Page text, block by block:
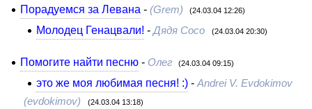
Порадуемся за Левана - (Grem) (24.03.04 12:26)
Молодец Генацвали! -Дядя Сосо (24.03.04 20:30)
Помогите найти песню- Олег (24.03.04 09:15)
это же моя любимая песня! :) -Andrei V. Evdokimov
(evdokimov)
(24.03.04 13:18)